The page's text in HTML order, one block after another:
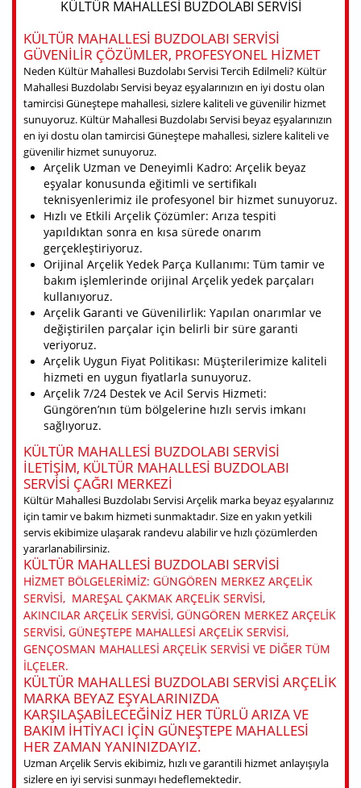
KÜLTÜR MAHALLESI BUZDOLABI SERVISI
KÜLTÜR MAHALLESI BUZDOLABI SERVISI
GÜVENILIR ÇÖZÜMLER, PROFESYONEL HIZMET
Neden Kültür Mahallesi Buzdolabı Servisi Tercih Edilmeli? Kültür
Mahallesi Buzdolabı Servisi beyaz eşyalarınızın en iyi dostu olan
tamircisi Güneştepe mahallesi, sizlere kaliteli ve güvenilir hizmet
sunuyoruz. Kültür Mahallesi Buzdolabı Servisi beyaz eşyalarınızın
en iyi dostu olan tamircisi Güneştepe mahallesi, sizlere kaliteli ve
güvenilir hizmet sunuyoruz.
Arçelik Uzman ve Deneyimli Kadro: Arçelik beyaz
eşyalar konusunda eğitimli ve sertifikalı
teknisyenlerimiz ile profesyonel bir hizmet sunuyoruz.
Hızlı ve Etkili Arçelik Çözümler: Arıza tespiti
yapıldıktan sonra en kısa sürede onarım
gerçekleştiriyoruz.
Orijinal Arçelik Yedek Parça Kullanımı: Tüm tamir ve
bakım işlemlerinde orijinal Arçelik yedek parçaları
kullanıyoruz.
Arçelik Garanti ve Güvenilirlik: Yapılan onarımlar ve
değiştirilen parçalar için belirli bir süre garanti
veriyoruz.
Arçelik Uygun Fiyat Politikası: Müşterilerimize kaliteli
hizmeti en uygun fiyatlarla sunuyoruz.
Arçelik 7/24 Destek ve Acil Servis Hizmeti:
Güngören’nın tüm bölgelerine hızlı servis imkanı
sağlıyoruz.
KÜLTÜR MAHALLESI BUZDOLABI SERVISI
ILETIŞIM, KÜLTÜR MAHALLESI BUZDOLABI
SERVISI ÇAĞRI MERKEZI
Kültür Mahallesi Buzdolabı Servisi Arçelik marka beyaz eşyalarınız
için tamir ve bakım hizmeti sunmaktadır. Size en yakın yetkili
servis ekibimize ulaşarak randevu alabilir ve hızlı çözümlerden
yararlanabilirsiniz.
KÜLTÜR MAHALLESI BUZDOLABI SERVISI
HIZMET BÖLGELERIMIZ: GÜNGÖREN MERKEZ ARÇELIK
SERVISI, MAREŞAL ÇAKMAK ARÇELIK SERVISI,
AKINCILAR ARÇELIK SERVISI, GÜNGÖREN MERKEZ ARÇELIK
SERVISI, GÜNEŞTEPE MAHALLESI ARÇELIK SERVISI,
GENÇOSMAN MAHALLESI ARÇELIK SERVISI VE DIĞER TÜM
ILÇELER.
KÜLTÜR MAHALLESI BUZDOLABI SERVISI ARÇELIK
MARKA BEYAZ EŞYALARINIZDA
KARŞILAŞABILECEĞINIZ HER TÜRLÜ ARIZA VE
BAKIM IHTIYACI IÇIN GÜNEŞTEPE MAHALLESI
HER ZAMAN YANINIZDAYIZ.
Uzman Arçelik Servis ekibimiz, hızlı ve garantili hizmet anlayışıyla
sizlere en iyi servisi sunmayı hedeflemektedir.